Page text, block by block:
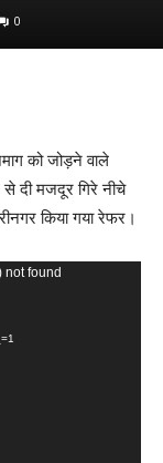
0
को जोड़ने वाले
से दी मजदूर गिरे नीचे
किया गया रेफर।
not found